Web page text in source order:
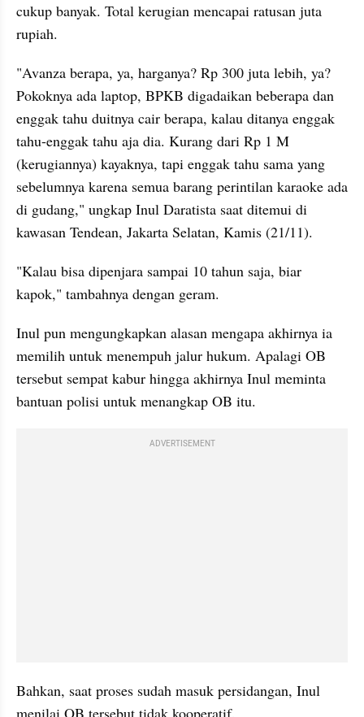
cukup banyak. Total kerugian mencapai ratusan juta
rupiah.
"Avanza berapa, ya, harganya? Rp 300 juta lebih, ya?
Pokoknya ada laptop, BPKB digadaikan beberapa dan
enggak tahu duitnya cair berapa, kalau ditanya enggak
tahu-enggak tahu aja dia. Kurang dari Rp 1 M
(kerugiannya) kayaknya, tapi enggak tahu sama yang
sebelumnya karena semua barang perintilan karaoke ada
di gudang," ungkap Inul Daratista saat ditemui di
kawasan Tendean, Jakarta Selatan, Kamis (21/11).
"Kalau bisa dipenjara sampai 10 tahun saja, biar
kapok," tambahnya dengan geram.
Inul pun mengungkapkan alasan mengapa akhirnya ia
memilih untuk menempuh jalur hukum. Apalagi OB
tersebut sempat kabur hingga akhirnya Inul meminta
bantuan polisi untuk menangkap OB itu.
ADVERTISEMENT
Bahkan, saat proses sudah masuk persidangan, Inul